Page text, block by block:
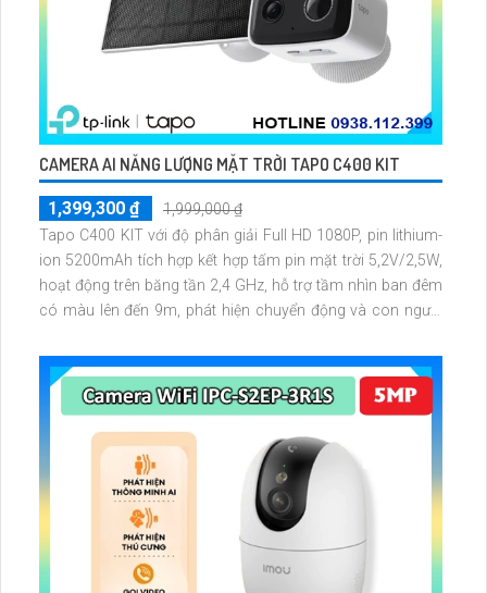
CAMERA AI NĂNG LƯỢNG MẶT TRỜI TAPO C400 KIT
1,399,300 ₫
1,999,000 ₫
Tapo C400 KIT với độ phân giải Full HD 1080P, pin lithium-
ion 5200mAh tích hợp kết hợp tấm pin mặt trời 5,2V/2,5W,
hoạt động trên băng tần 2,4 GHz, hỗ trợ tầm nhìn ban đêm
có màu lên đến 9m, phát hiện chuyển động và con người
512GB